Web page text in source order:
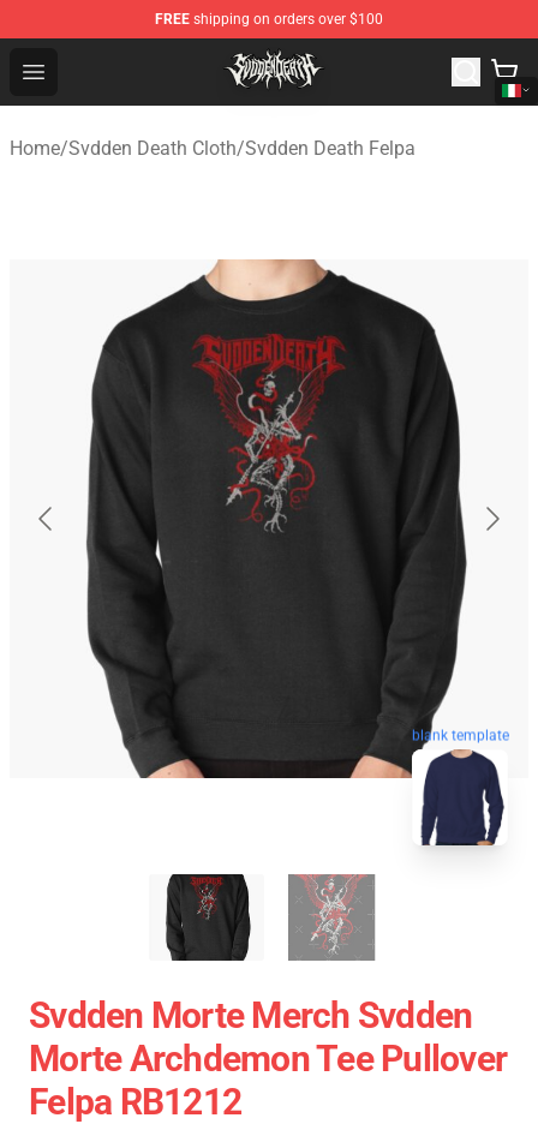
FREE shipping on orders over $100
Open menu
Svdden Death Shop - Official Svdden Death
Home/Svdden Death Cloth/Svdden Death Felpa
blank template
Svdden Morte Merch Svdden
Morte Archdemon Tee Pullover
Felpa RB1212